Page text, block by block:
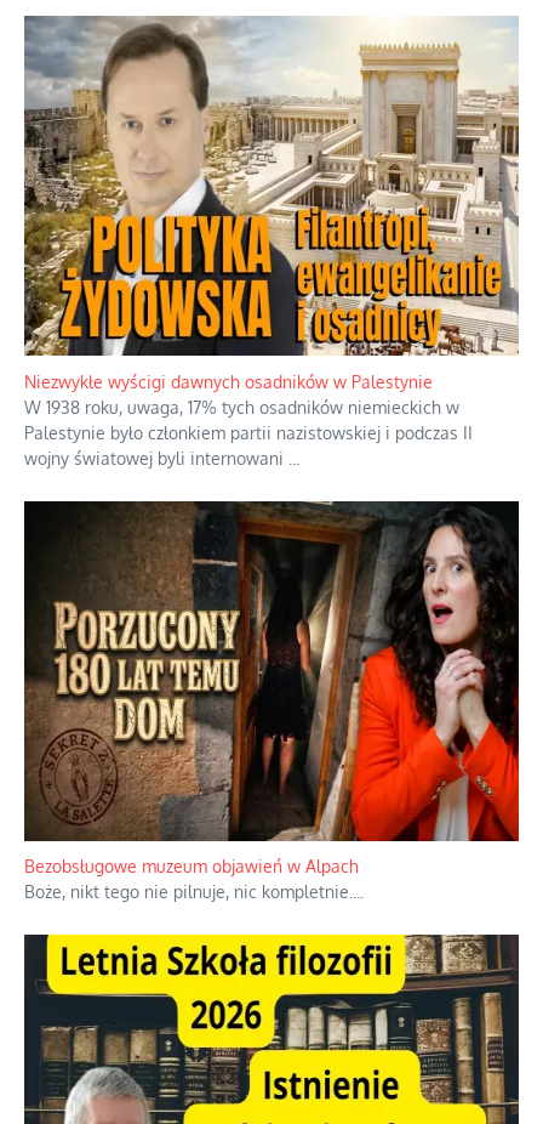
Kosmiczny labirynt dawnych teorii
mistycznych
Tajemnica nagłego upadku krajowych
serwerów
Niezwykłe wyścigi dawnych osadników w Palestynie
W 1938 roku, uwaga, 17% tych osadników niemieckich w
Palestynie było członkiem partii nazistowskiej i podczas II
wojny światowej byli internowani...